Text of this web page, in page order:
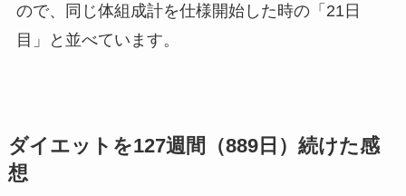
ので、同じ体組成計を仕様開始した時の「21日
目」と並べています。
ダイエットを127週間（889日）続けた感
想